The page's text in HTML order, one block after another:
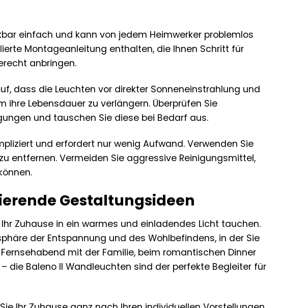
einfach und kann von jedem Heimwerker problemlos
Montageanleitung enthalten, die Ihnen Schritt für
anbringen.
dass die Leuchten vor direkter Sonneneinstrahlung und
Lebensdauer zu verlängern. Überprüfen Sie
und tauschen Sie diese bei Bedarf aus.
und erfordert nur wenig Aufwand. Verwenden Sie
entfernen. Vermeiden Sie aggressive Reinigungsmittel,
Gestaltungsideen
Ihr Zuhause in ein warmes und einladendes Licht tauchen.
der Entspannung und des Wohlbefindens, in der Sie
mit der Familie, beim romantischen Dinner
die Baleno II Wandleuchten sind der perfekte Begleiter für